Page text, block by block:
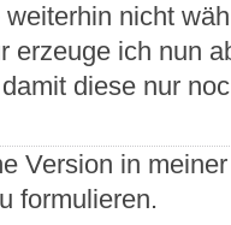
weiterhin nicht
erzeuge ich nun
diese nur
Version in
formulieren.